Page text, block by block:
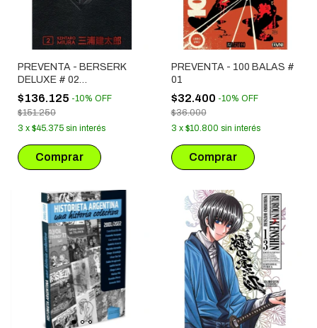
PREVENTA - BERSERK
DELUXE # 02
(LANZAMIENTO
SEPTIEMBRE)
$136.125 -10% OFF
$151.250
3 x $45.375 sin interés
PREVENTA - 100 BALAS #
01
$32.400 -10% OFF
$36.000
3 x $10.800 sin interés